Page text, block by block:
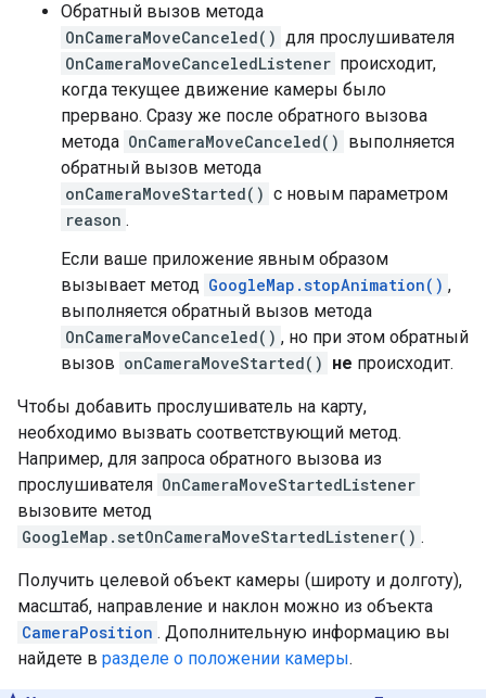
Обратный вызов метода
OnCameraMoveCanceled() для прослушивателя
OnCameraMoveCanceledListener происходит,
когда текущее движение камеры было
прервано. Сразу же после обратного вызова
метода OnCameraMoveCanceled() выполняется
обратный вызов метода
onCameraMoveStarted() с новым параметром
reason .
Если ваше приложение явным образом
вызывает метод GoogleMap.stopAnimation() ,
выполняется обратный вызов метода
OnCameraMoveCanceled() , но при этом обратный
вызов onCameraMoveStarted() не происходит.
Чтобы добавить прослушиватель на карту,
необходимо вызвать соответствующий метод.
Например, для запроса обратного вызова из
прослушивателя OnCameraMoveStartedListener
вызовите метод
GoogleMap.setOnCameraMoveStartedListener() .
Получить целевой объект камеры (широту и долготу),
масштаб, направление и наклон можно из объекта
CameraPosition . Дополнительную информацию вы
найдете в разделе о положении камеры.